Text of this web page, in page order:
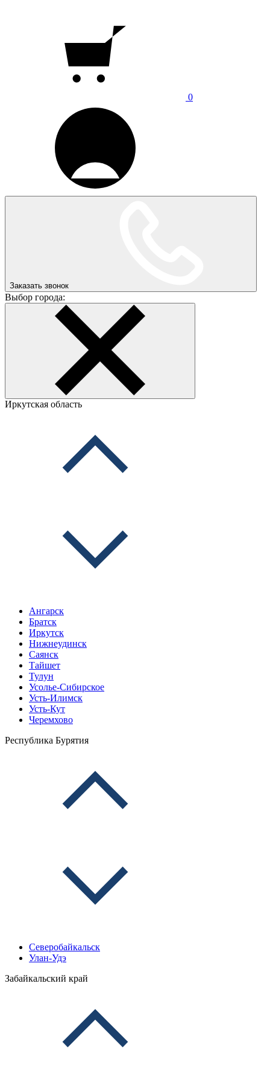
0
Заказать звонок
Выбор города:
Иркутская область
Ангарск
Братск
Иркутск
Нижнеудинск
Саянск
Тайшет
Тулун
Усолье-Сибирское
Усть-Илимск
Усть-Кут
Черемхово
Республика Бурятия
Северобайкальск
Улан-Удэ
Забайкальский край